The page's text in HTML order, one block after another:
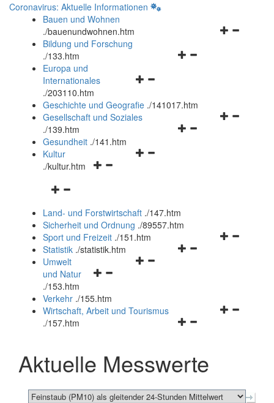
Coronavirus: Aktuelle Informationen
Bauen und Wohnen
./bauenundwohnen.htm
Navigationsmenü
Bildung und Forschung
./133.htm
Navigationsmenü
und
schließen
Europa und
Internationales
./203110.htm
Geschichte und Geografie ./141017.htm
Navigationsmenü
Gesellschaft und Soziales
./139.htm
Navigationsmenü
Gesundheit ./141.htm
Navigationsmenü
Kultur
./kultur.htm
Navigationsmenü
und
schließen
Land- und Forstwirtschaft ./147.htm
Sicherheit und Ordnung ./89557.htm
Navigationsmenü
Sport und Freizeit ./151.htm
Navigationsmenü
Statistik ./statistik.htm
Navigationsmenü
und
schließen
Umwelt
und Natur
./153.htm
Verkehr ./155.htm
Navigationsmenü
schließen
Wirtschaft, Arbeit und Tourismus
./157.htm
Aktuelle Messwerte